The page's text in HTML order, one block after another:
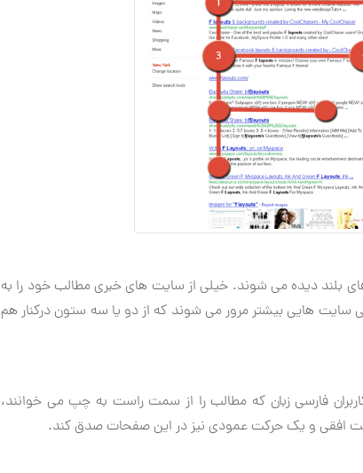
های بلند دیده می شوند. خیلی از سایت های خبری مطالب خود را به
سایت هایی بیشتر مرور می شوند كه از دو یا سه ستون دركنار هم
فارسی زبان كه مطالب را از سمت راست به چپ می خوانند،